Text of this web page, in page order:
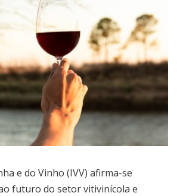
e do Vinho (IVV) afirma-se
futuro do setor vitivinícola e